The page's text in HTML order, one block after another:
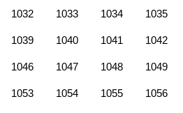
1032 1033 1034 1035
1039 1040 1041 1042
1046 1047 1048 1049
1053 1054 1055 1056